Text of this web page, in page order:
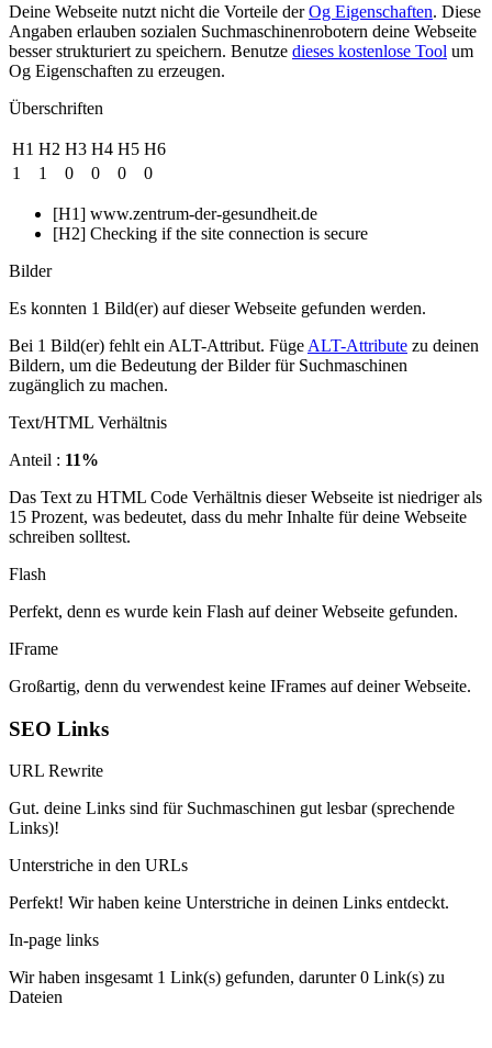
Deine Webseite nutzt nicht die Vorteile derOg Eigenschaften. Diese
Angaben erlauben sozialen Suchmaschinenrobotern deine Webseite
besser strukturiert zu speichern. Benutze dieses kostenlose Tool um
Og Eigenschaften zu erzeugen.
Überschriften
H1 H2 H3 H4 H5 H6
1
1 0 0 0 0
[H1] www.zentrum-der-gesundheit.de
[H2] Checking if the site connection is secure
Bilder
Es konnten 1 Bild(er) auf dieser Webseite gefunden werden.
Bei 1 Bild(er) fehlt ein ALT-Attribut. Füge ALT-Attribute zu deinen
Bildern, um die Bedeutung der Bilder für Suchmaschinen
zugänglich zu machen.
Text/HTML Verhältnis
Anteil : 11%
Das Text zu HTML Code Verhältnis dieser Webseite ist niedriger als
15 Prozent, was bedeutet, dass du mehr Inhalte für deine Webseite
schreiben solltest.
Flash
Perfekt, denn es wurde kein Flash auf deiner Webseite gefunden.
IFrame
Großartig, denn du verwendest keine IFrames auf deiner Webseite.
SEO Links
URL Rewrite
Gut. deine Links sind für Suchmaschinen gut lesbar (sprechende
Links)!
Unterstriche in den URLs
Perfekt! Wir haben keine Unterstriche in deinen Links entdeckt.
In-page links
Wir haben insgesamt 1 Link(s) gefunden, darunter 0 Link(s) zu
Dateien